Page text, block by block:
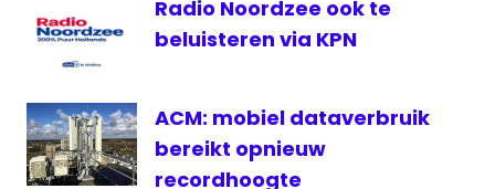
Glasvezel
KickXL
KPN
Lijbrandt
Telfort
Radio Noordzee ook te
beluisteren via KPN
ACM: mobiel dataverbruik
bereikt opnieuw
recordhoogte